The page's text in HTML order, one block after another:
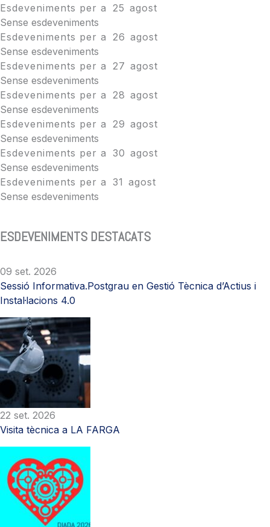
Esdeveniments per a
25 agost
Sense esdeveniments
Esdeveniments per a
26 agost
Sense esdeveniments
Esdeveniments per a
27 agost
Sense esdeveniments
Esdeveniments per a
28 agost
Sense esdeveniments
Esdeveniments per a
29 agost
Sense esdeveniments
Esdeveniments per a 30 agost
Sense esdeveniments
Esdeveniments per a 31 agost
Sense esdeveniments
ESDEVENIMENTS DESTACATS
09 set. 2026
Sessió Informativa.Postgrau en Gestió Tècnica d’Actius i
Instal·lacions 4.0
22 set. 2026
Visita tècnica a LA FARGA